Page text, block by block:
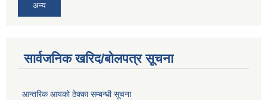
अन्य
सार्वजनिक खरिद/बोलपत्र सूचना
आन्तरिक आयको ठेक्का सम्बन्धी सूचना